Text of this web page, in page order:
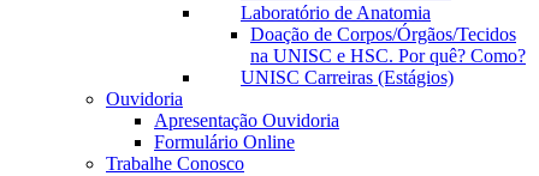
Laboratório de Anatomia
Doação de Corpos/Órgãos/Tecidos
na UNISC e HSC. Por quê? Como?
UNISC Carreiras (Estágios)
Ouvidoria
Apresentação Ouvidoria
Formulário Online
Trabalhe Conosco